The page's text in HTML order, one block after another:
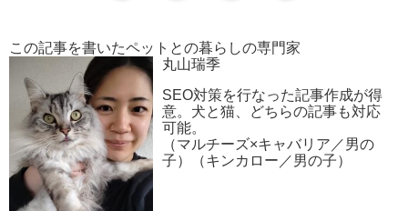
この記事を書いたペットとの暮らしの専門家
丸山瑞季
SEO対策を行なった記事作成が得
意。犬と猫、どちらの記事も対応
可能。
（マルチーズ×キャバリア／男の
子）（キンカロー／男の子）